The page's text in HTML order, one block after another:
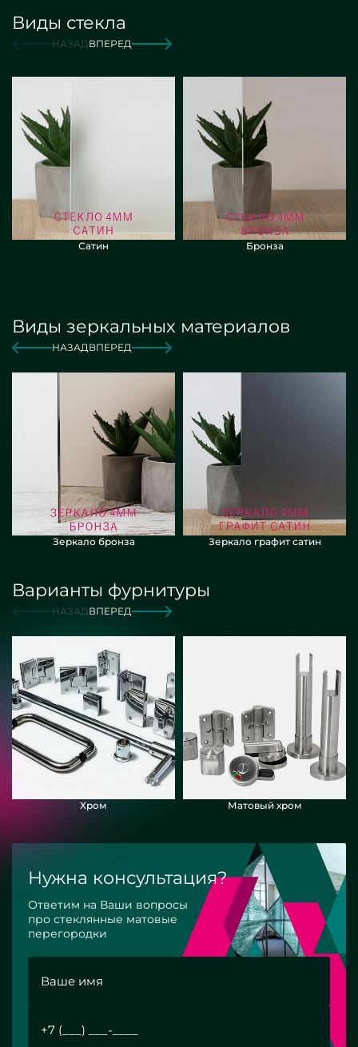
от 12 000 руб./м2
Виды стекла
НАЗАДВПЕРЕД
Сатин Бронза
Виды зеркальных материалов
НАЗАДВПЕРЕД
Зеркало бронза Зеркало графит сатин
Варианты фурнитуры
НАЗАДВПЕРЕД
Хром Матовый хром
Нужна консультация?
Ответим на Ваши вопросы
про стеклянные матовые
перегородки